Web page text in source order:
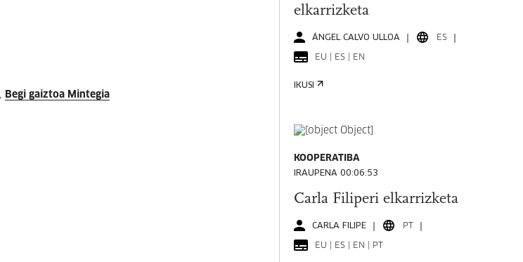
Begi gaiztoa Mintegia
elkarrizketa
ÁNGEL CALVO ULLOA ES
EU | ES | EN
IKUSI
KOOPERATIBA
IRAUPENA 00:06:53
Carla Filiperi elkarrizketa
CARLA FILIPE PT
EU | ES | EN | PT